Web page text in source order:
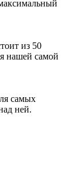
из 50
нашей самой
самых
ней.